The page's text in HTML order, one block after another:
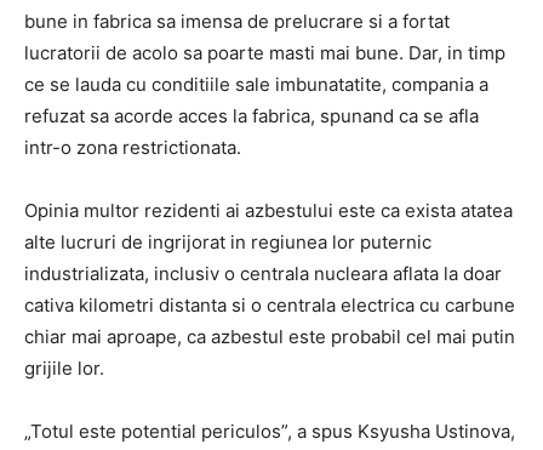
bune in fabrica sa imensa de prelucrare si a fortat
lucratorii de acolo sa poarte masti mai bune. Dar, in timp
ce se lauda cu conditiile sale imbunatatite, compania a
refuzat sa acorde acces la fabrica, spunand ca se afla
intr-o zona restrictionata.
Opinia multor rezidenti ai azbestului este ca exista atatea
alte lucruri de ingrijorat in regiunea lor puternic
industrializata, inclusiv o centrala nucleara aflata la doar
cativa kilometri distanta si o centrala electrica cu carbune
chiar mai aproape, ca azbestul este probabil cel mai putin
grijile lor.
„Totul este potential periculos”, a spus Ksyusha Ustinova,